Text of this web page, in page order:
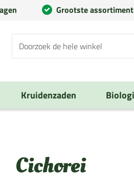
Grootste
Kruidenzaden
Cichorei